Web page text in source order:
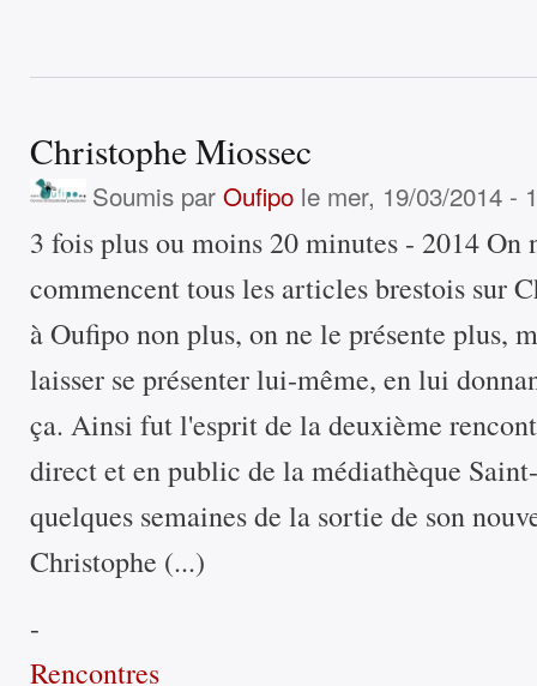
Christophe Miossec
Soumis par Oufipole mer, 19/03/2014 -
3 fois plus ou moins 20 minutes - 2014 On
commencent tous les articles brestois sur
à Oufipo non plus, on ne le présente plus,
laisser se présenter lui-même, en lui
ça. Ainsi fut l'esprit de la deuxième
direct et en public de la médiathèque
quelques semaines de la sortie de son
Christophe (...)
-
Rencontres